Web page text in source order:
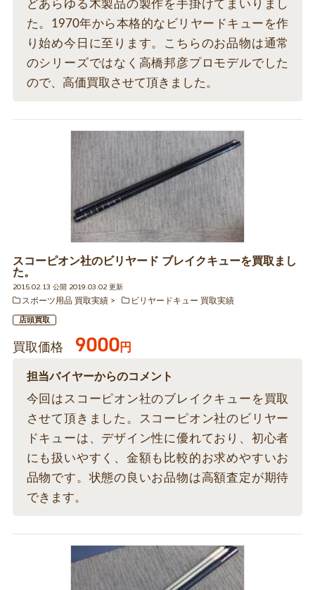
どあらゆる木製品の製作を手掛けてまいりまし
た。1970年から本格的なビリヤードキューを作
り始め今日に至ります。こちらのお品物は通常
のシリーズではなく高橋邦彦プロモデルでした
ので、高価買取させて頂きました。
スコーピオン社のビリヤード ブレイクキューを買取まし
た。
2015.02.13 公開 2019.03.02 更新
スポーツ用品 買取実績
ビリヤードキュー 買取実績
店頭買取
買取価格 9000円
担当バイヤーからのコメント
今回はスコーピオン社のブレイクキューを買取
させて頂きました。スコーピオン社のビリヤー
ドキューは、デザイン性に優れており、初心者
にも扱いやすく、金額も比較的お求めやすいお
品物です。状態の良いお品物は高額査定が期待
できます。